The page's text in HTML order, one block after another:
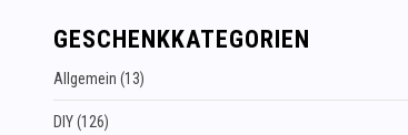
GESCHENKKATEGORIEN
Allgemein (13)
DIY (126)